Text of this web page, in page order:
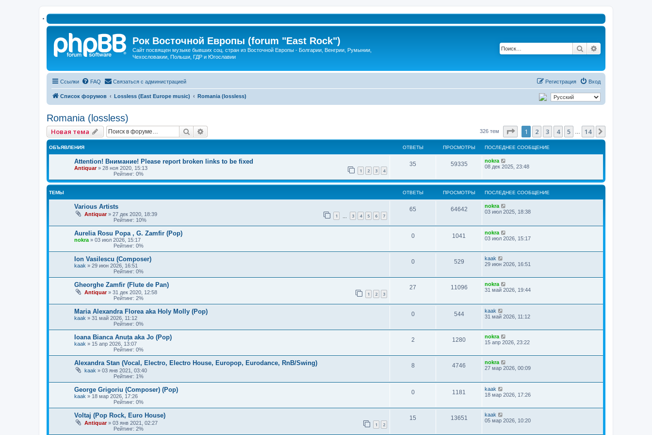
Рок Восточной Европы (forum "East Rock")
Сайт посвящен музыке бывших соц. стран из Восточной Европы - Болгарии, Венгрии, Румынии,
Чехословакии, Польши, ГДР и Югославии
Поиск
Ссылки FAQ Связаться с администрацией Вход
Регистрация
Список форумов Lossless (East Europe music) Romania (lossless)
Romania (lossless)
Новая тема Поиск 326 тем Страница из 14
1 2 3 4 5 14
ОБЪЯВЛЕНИЯ ОТВЕТЫ ПРОСМОТРЫ ПОСЛЕДНЕЕ СООБЩЕНИЕ
Attention! Внимание! Please report broken links to be fixed
Antiquar» 28 ноя 2020, 15:13 1 2 3 4
Рейтинг: 0%
35 59335
nokra
08 дек 2025, 23:48
ТЕМЫ ОТВЕТЫ ПРОСМОТРЫ ПОСЛЕДНЕЕ СООБЩЕНИЕ
Various Artists
Antiquar» 27 дек 2020, 18:39 1 3 4 5 6 7
Рейтинг: 10%
65 64642
nokra
03 июл 2025, 18:38
Aurelia Rosu Popa , G. Zamfir (Pop)
nokra » 03 июл 2026, 15:17
Рейтинг: 0%
0 1041
nokra
03 июл 2026, 15:17
Ion Vasilescu (Composer)
kaak » 29 июн 2026, 16:51
Рейтинг: 0%
0 529
kaak
29 июн 2026, 16:51
Gheorghe Zamfir (Flute de Pan)
Antiquar» 31 дек 2020, 12:58 1 2 3
Рейтинг: 2%
27 11096
nokra
31 май 2026, 19:44
Maria Alexandra Florea aka Holy Molly (Pop)
kaak » 31 май 2026, 11:12
Рейтинг: 0%
0 544
kaak
31 май 2026, 11:12
Ioana Bianca Anuța aka Jo (Pop)
kaak » 15 апр 2026, 13:07
Рейтинг: 0%
2 1280
nokra
15 апр 2026, 23:22
Alexandra Stan (Vocal, Electro, Electro House, Europop, Eurodance, RnB/Swing)
kaak » 03 янв 2021, 03:40
Рейтинг: 1%
8 4746
nokra
27 мар 2026, 00:09
George Grigoriu (Composer) (Pop)
kaak » 18 мар 2026, 17:26
Рейтинг: 0%
0 1181
kaak
18 мар 2026, 17:26
Voltaj (Pop Rock, Euro House)
Antiquar» 03 янв 2021, 02:27 1 2
Рейтинг: 2%
15 13651
kaak
05 мар 2026, 10:20